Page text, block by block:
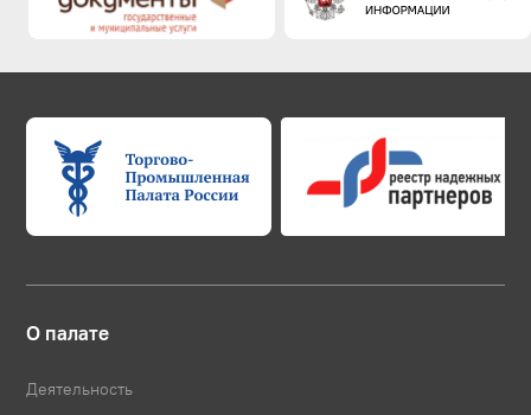
О палате
Деятельность